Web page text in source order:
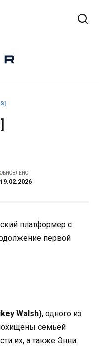
ОБНОВЛЕНО
19.02.2026
платформер с
первой
Walsh), одного из
семьёй
их, а также Энни